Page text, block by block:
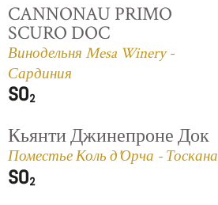
CANNONAU PRIMO
SCURO DOC
Винодельня Mesa Winery -
Сардиния
Кьянти Джинепроне Док
Поместье Коль д'Орча - Тоскана